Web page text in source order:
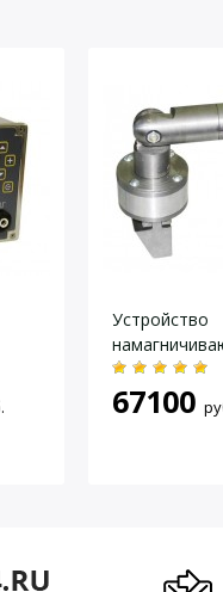
тока
персональных данных
Устройство
67100